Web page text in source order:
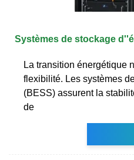
Systèmes de stockage
La transition énergétique
flexibilité. Les systèmes
(BESS) assurent la
de